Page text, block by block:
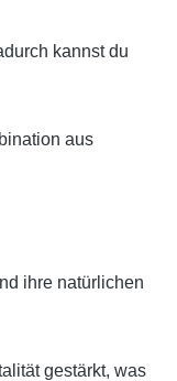
kannst du
aus
ihre natürlichen
gestärkt, was